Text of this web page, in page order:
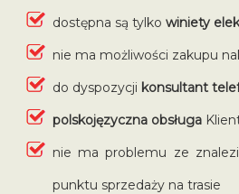
dostępna są tylko winiety
nie ma możliwości zakupu
do dyspozycji konsultant
polskojęzyczna obsługa
nie ma problemu ze
punktu sprzedaży na trasie